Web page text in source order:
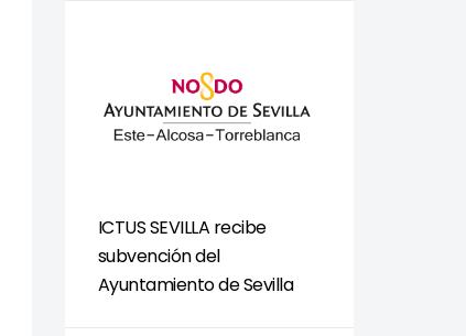
ICTUS SEVILLA recibe
subvención del
Ayuntamiento de Sevilla